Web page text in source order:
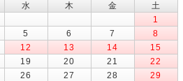
水 木 金
土
1
5 6 7
8
12 13 14
15
19 20 21
22
26 27 28
29